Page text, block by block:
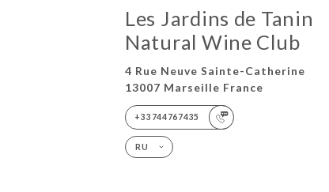
Les Jardins de Tanin
Natural Wine Club
4 Rue Neuve Sainte-Catherine
13007 Marseille France
+33744767435
RU